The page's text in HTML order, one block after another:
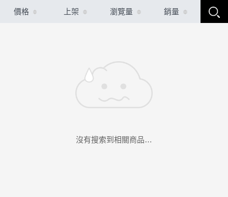
價格 上架 瀏覽量 銷量
沒有搜索到相關商品…